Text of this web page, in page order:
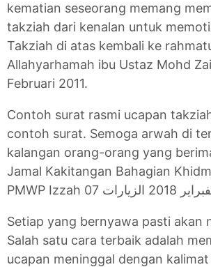
kematian seseorang memang
takziah dari kenalan untuk
Takziah di atas kembali ke
Allahyarhamah ibu Ustaz Mohd
Februari 2011.
Contoh surat rasmi ucapan
contoh surat. Semoga arwah di
kalangan orang-orang yang
Jamal Kakitangan Bahagian
Setiap yang bernyawa pasti akan
Salah satu cara terbaik adalah
ucapan meninggal dengan